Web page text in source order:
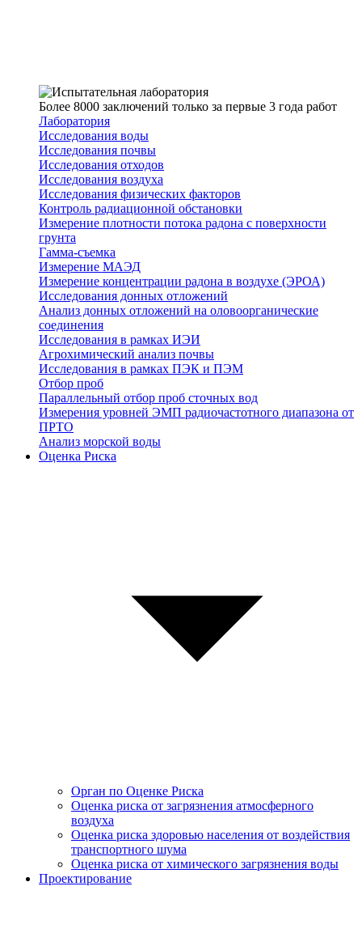
Более 8000 заключений только за первые 3 года работ
Лаборатория
Исследования воды
Исследования почвы
Исследования отходов
Исследования воздуха
Исследования физических факторов
Контроль радиационной обстановки
Измерение плотности потока радона с поверхности
грунта
Гамма-съемка
Измерение МАЭД
Измерение концентрации радона в воздухе (ЭРОА)
Исследования донных отложений
Анализ донных отложений на оловоорганические
соединения
Исследования в рамках ИЭИ
Агрохимический анализ почвы
Исследования в рамках ПЭК и ПЭМ
Отбор проб
Параллельный отбор проб сточных вод
Измерения уровней ЭМП радиочастотного диапазона от
ПРТО
Анализ морской воды
Оценка Риска
Орган по Оценке Риска
Оценка риска от загрязнения атмосферного
воздуха
Оценка риска здоровью населения от воздействия
транспортного шума
Оценка риска от химического загрязнения воды
Проектирование